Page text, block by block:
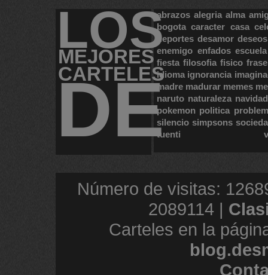
LOS
MEJORES
CARTELES
DE
abrazos alegria alma
bogota caracter casa
deportes desamor deseos
enemigo enfados escuela
fiesta filosofia fisico
idioma ignorancia
madre madurar memes
naruto naturaleza navidad
pokemon politica
silencio simpsons
tuenti
Número de visitas:
2089114 |
Carteles en la